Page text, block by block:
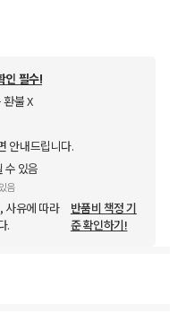
인 필수!
불 X
안내드립니다.
수 있음
음
사유에 따라
.
반품비 책정 기
준 확인하기!